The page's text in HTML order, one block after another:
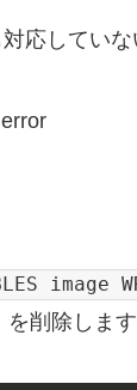
応していな
image
を削除します